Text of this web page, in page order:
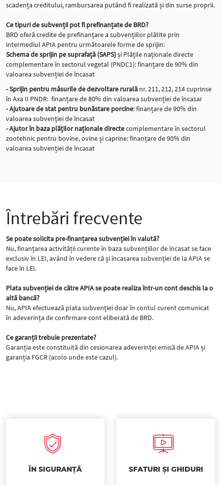
scadența creditului, rambursarea putând fi realizată și din surse proprii.
Ce tipuri de subvenții pot fi prefinanțate de BRD?
BRD oferă credite de prefinanțare a subvențiilor plătite prin
intermediul APIA pentru următoarele forme de sprijin:
Schema de sprijin pe suprafață (SAPS)și Plățile naționale directe
complementare în sectorul vegetal (PNDC1): finanțare de 90% din
valoarea subvenției de încasat
- Sprijin pentru măsurile de dezvoltare rurală nr. 211, 212, 214 cuprinse
în Axa II PNDR: finanțare de 80% din valoarea subvenției de încasar
- Ajutoare de stat pentru bunăstare porcine: finanțare de 90% din
valoarea subvenției de încasat
- Ajutor în baza plăților naționale directecomplementare în sectorul
zootehnic pentru bovine, ovine și caprine: finanțare de 90% din
valoarea subvenției de încasat
Întrebări frecvente
Se poate solicita pre-finanțarea subvenției în valută?
Nu, finanțarea activității curente în baza subvențiilor de încasat se face
exclusiv în LEI, având în vedere că și încasarea subvenției de la APIA se
face în LEI.
Plata subvenției de către APIA se poate realiza într-un cont deschis la o
altă bancă?
Nu, APIA efectuează plata subvenției doar în contul curent comunicat
în adeverința de confirmare cont eliberată de BRD.
Ce garanții trebuie prezentate?
Garanția este constituită din cesionarea adeverinței emisă de APIA și
garanția FGCR (acolo unde este cazul).
ÎN SIGURANȚĂ SFATURI ȘI GHIDURI